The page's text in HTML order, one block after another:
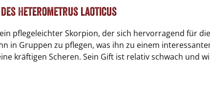
Heterometrus laoticus
pflegeleichter Skorpion, der sich hervorragend für
in Gruppen zu pflegen, was ihn zu einem
kräftigen Scheren. Sein Gift ist relativ schwach